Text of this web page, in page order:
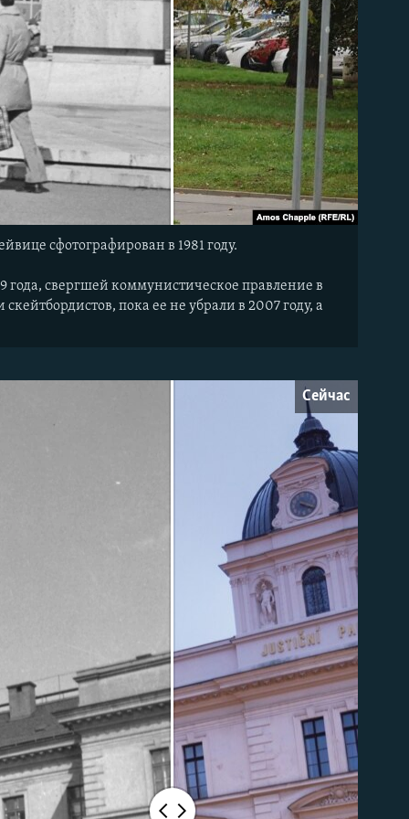
сфотографирован в 1981 году.
года, свергшей коммунистическое правление в
пока ее не убрали в 2007 году, а
Сейчас